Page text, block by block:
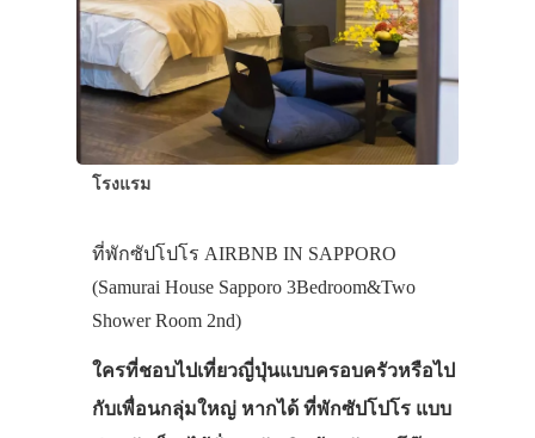
โรงแรม
ที่พักซัปโปโร AIRBNB IN SAPPORO
(Samurai House Sapporo 3Bedroom&Two
Shower Room 2nd)
ใครที่ชอบไปเที่ยวญี่ปุ่นแบบครอบครัวหรือไป
กับเพื่อนกลุ่มใหญ่ หากได้ ที่พักซัปโปโร แบบ